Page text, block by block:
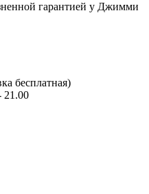
гарантией у Джимми
бесплатная)